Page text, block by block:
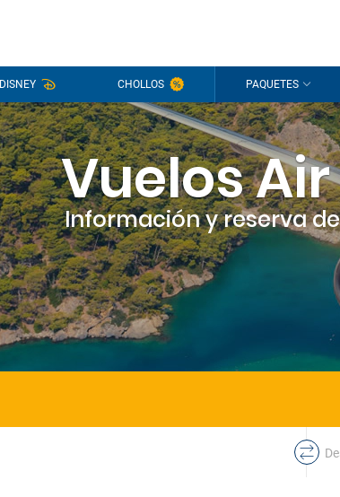
DISNEY CHOLLOS PAQUETES
Vuelos
Información y reserva